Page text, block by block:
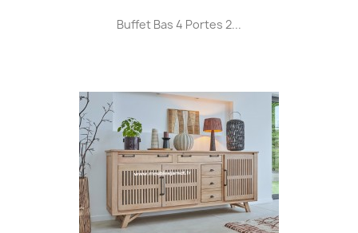
Buffet Bas 4 Portes 2...